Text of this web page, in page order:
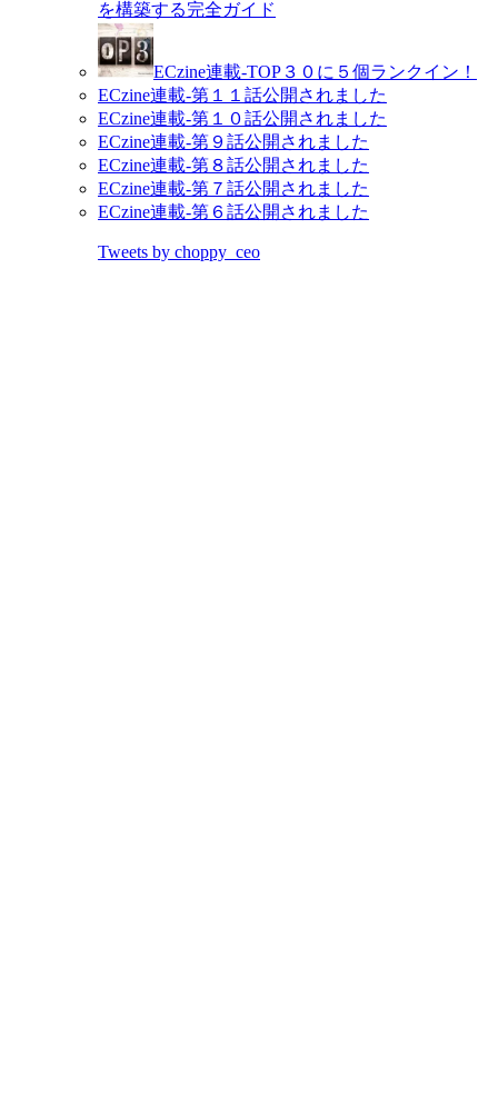
を構築する完全ガイド
ECzine連載-TOP３０に５個ランクイン！
ECzine連載-第１１話公開されました
ECzine連載-第１０話公開されました
ECzine連載-第９話公開されました
ECzine連載-第８話公開されました
ECzine連載-第７話公開されました
ECzine連載-第６話公開されました
Tweets by choppy_ceo